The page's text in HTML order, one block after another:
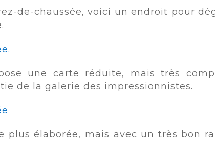
de-chaussée, voici un endroit pour
une carte réduite, mais très
de la galerie des impressionnistes.
plus élaborée, mais avec un très bon